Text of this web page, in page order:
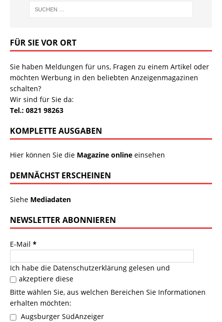
FÜR SIE VOR ORT
Sie haben Meldungen für uns, Fragen zu einem Artikel oder
möchten Werbung in den beliebten Anzeigenmagazinen
schalten?
Wir sind für Sie da:
Tel.: 0821 98263
KOMPLETTE AUSGABEN
Hier können Sie die Magazine online einsehen
DEMNÄCHST ERSCHEINEN
Siehe Mediadaten
NEWSLETTER ABONNIEREN
E-Mail *
Ich habe die Datenschutzerklärung gelesen und
akzeptiere diese
Bitte wählen Sie, aus welchen Bereichen Sie Informationen
erhalten möchten:
Augsburger SüdAnzeiger